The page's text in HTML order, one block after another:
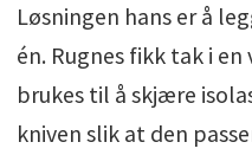
Løsningen hans er å
én. Rugnes fikk tak i
brukes til å skjære
kniven slik at den